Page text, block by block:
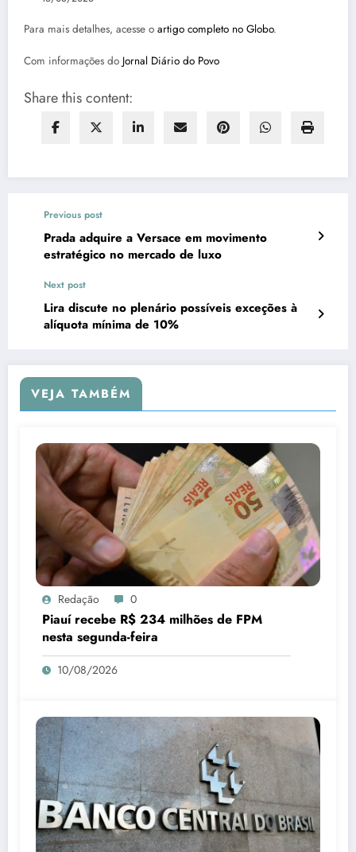
Para mais detalhes, acesse o artigo completo no Globo.
Com informações do Jornal Diário do Povo
Share this content:
Previous post
Prada adquire a Versace em movimento
estratégico no mercado de luxo
Next post
Lira discute no plenário possíveis exceções à
alíquota mínima de 10%
VEJA TAMBÉM
Redação 0
Piauí recebe R$ 234 milhões de FPM
nesta segunda-feira
10/08/2026